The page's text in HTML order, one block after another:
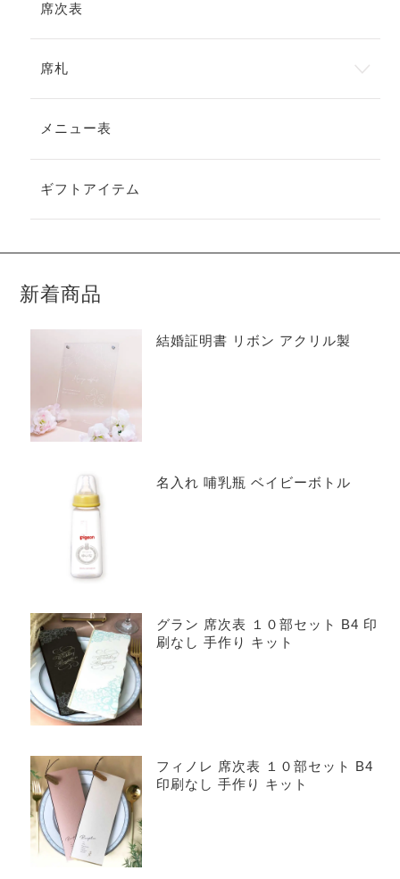
席次表
席札
メニュー表
ギフトアイテム
新着商品
結婚証明書 リボン アクリル製
名入れ 哺乳瓶 ベイビーボトル
グラン 席次表 １０部セット B4 印
刷なし 手作り キット
フィノレ 席次表 １０部セット B4
印刷なし 手作り キット